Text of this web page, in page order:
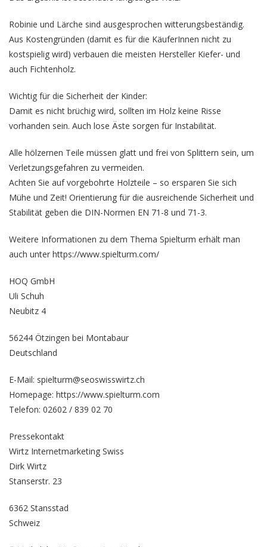
Robinie und Lärche sind ausgesprochen witterungsbeständig.
Aus Kostengründen (damit es für die KäuferInnen nicht zu
kostspielig wird) verbauen die meisten Hersteller Kiefer- und
auch Fichtenholz.
Wichtig für die Sicherheit der Kinder:
Damit es nicht brüchig wird, sollten im Holz keine Risse
vorhanden sein. Auch lose Äste sorgen für Instabilität.
Alle hölzernen Teile müssen glatt und frei von Splittern sein, um
Verletzungsgefahren zu vermeiden.
Achten Sie auf vorgebohrte Holzteile – so ersparen Sie sich
Mühe und Zeit! Orientierung für die ausreichende Sicherheit und
Stabilität geben die DIN-Normen EN 71-8 und 71-3.
Weitere Informationen zu dem Thema Spielturm erhält man
auch unter https://www.spielturm.com/
HOQ GmbH
Uli Schuh
Neubitz 4
56244 Ötzingen bei Montabaur
Deutschland
E-Mail: spielturm@seoswisswirtz.ch
Homepage: https://www.spielturm.com
Telefon: 02602 / 839 02 70
Pressekontakt
Wirtz Internetmarketing Swiss
Dirk Wirtz
Stanserstr. 23
6362 Stansstad
Schweiz